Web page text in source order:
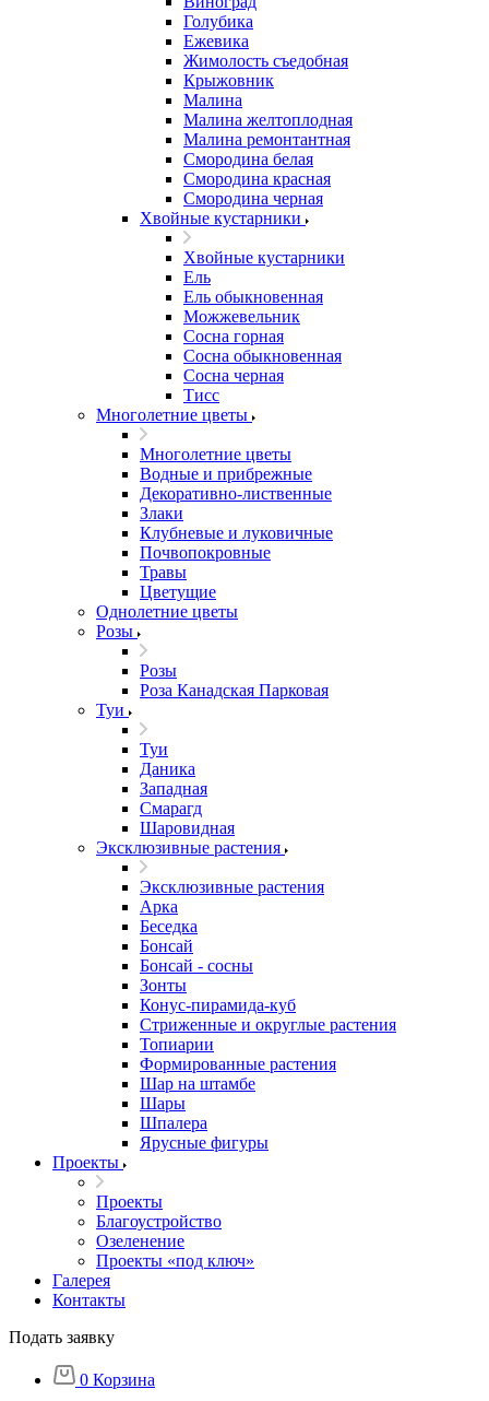
Голубика
Ежевика
Жимолость съедобная
Крыжовник
Малина
Малина желтоплодная
Малина ремонтантная
Смородина белая
Смородина красная
Смородина черная
Хвойные кустарники
Хвойные кустарники
Ель
Ель обыкновенная
Можжевельник
Сосна горная
Сосна обыкновенная
Сосна черная
Тисс
Многолетние цветы
Многолетние цветы
Водные и прибрежные
Декоративно-лиственные
Злаки
Клубневые и луковичные
Почвопокровные
Травы
Цветущие
Однолетние цветы
Розы
Розы
Роза Канадская Парковая
Туи
Туи
Даника
Западная
Смарагд
Шаровидная
Эксклюзивные растения
Эксклюзивные растения
Арка
Беседка
Бонсай
Бонсай - сосны
Зонты
Конус-пирамида-куб
Стриженные и округлые растения
Топиарии
Формированные растения
Шар на штамбе
Шары
Шпалера
Ярусные фигуры
Проекты
Проекты
Благоустройство
Озеленение
Проекты «под ключ»
Галерея
Контакты
Подать заявку
0 Корзина